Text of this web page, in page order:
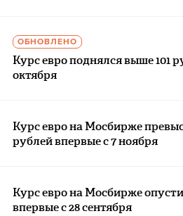
ОБНОВЛЕНО
Курс евро поднялся выше 101
октября
Курс евро на Мосбирже
рублей впервые с 7 ноября
Курс евро на Мосбирже
впервые с 28 сентября